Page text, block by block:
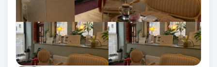
Fransfärgning
Fransförlängning